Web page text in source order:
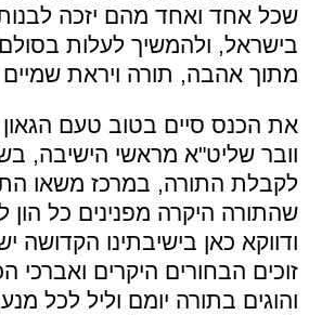
שכל אחד ואחד מהם יזכה
בישראל, ולהמשיך לעלות
מתוך אהבה, תורה ויראת
את הכנס סיים בטוב טעם הגאון
וובר שליט"א מראשי הישיבה,
לקבלת התורה, במרכז משאו
שהתורה היקרה מפנינים כל הון
ודווקא כאן בישיבתינו הקדושה
זוכים הבחורים היקרים ואברכי
והוגים בתורה יומם וליל לכל